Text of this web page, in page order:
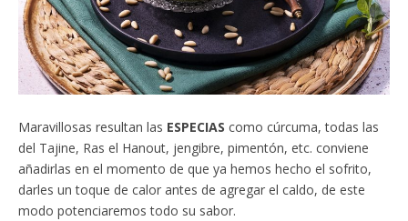
Maravillosas resultan las ESPECIAS como cúrcuma, todas las
del Tajine, Ras el Hanout, jengibre, pimentón, etc. conviene
añadirlas en el momento de que ya hemos hecho el sofrito,
darles un toque de calor antes de agregar el caldo, de este
modo potenciaremos todo su sabor.